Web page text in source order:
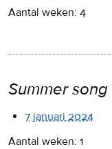
Aantal weken: 4
Summer song
7 januari 2024
Aantal weken: 1